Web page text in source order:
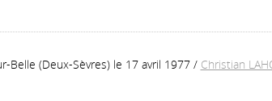
Belle (Deux-Sèvres) le 17 avril 1977/ Christian